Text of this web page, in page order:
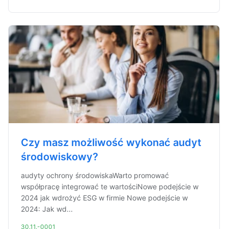
Czy masz możliwość wykonać audyt
środowiskowy?
audyty ochrony środowiskaWarto promować
współpracę integrować te wartościNowe podejście w
2024 jak wdrożyć ESG w firmie Nowe podejście w
2024: Jak wd...
30.11.-0001